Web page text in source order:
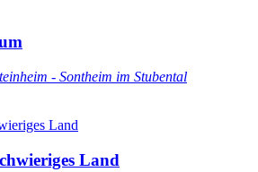
- Sontheim im Stubental
Land